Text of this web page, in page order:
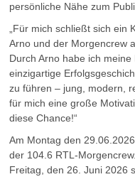
persönliche Nähe zum
„Für mich schließt sich ein
Arno und der Morgencrew
Durch Arno habe ich
einzigartige
zu führen – jung, modern,
für mich eine große
diese Chance!“
Am Montag den
der 104.6 RTL-
Freitag, den 26. Juni 2026